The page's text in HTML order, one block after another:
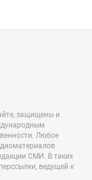
защищены и
Любое
СМИ. В таких
ведущей к